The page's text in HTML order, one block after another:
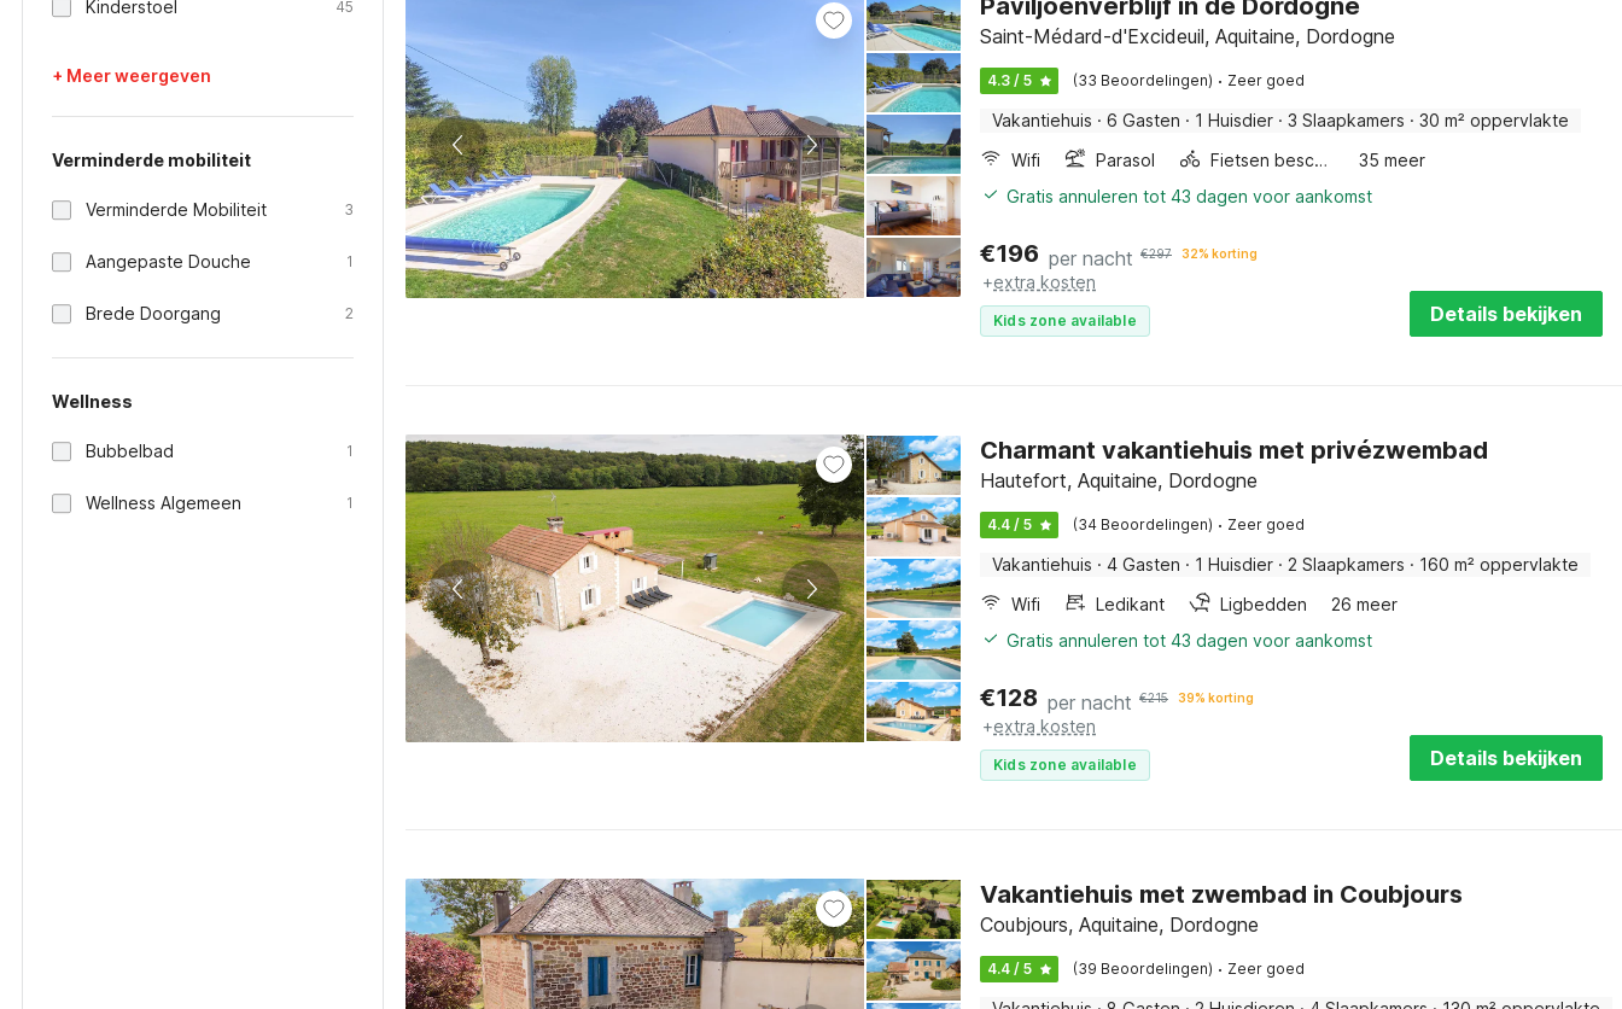
Kinderstoel 45
+ Meer weergeven
Verminderde mobiliteit
Verminderde Mobiliteit 3
Aangepaste Douche 1
Brede Doorgang 2
Wellness
Bubbelbad 1
Wellness Algemeen 1
Paviljoenverblijf in de Dordogne
Saint-Médard-d'Excideuil, Aquitaine, Dordogne
4.3 / 5 (33 Beoordelingen) · Zeer goed
Vakantiehuis · 6 Gasten · 1 Huisdier · 3 Slaapkamers · 30 m² oppervlakte
Wifi
Parasol Fietsen beschikbaar
35 meer
Gratis annuleren tot 43 dagen voor aankomst
€196 per nacht €297 32% korting
+extra kosten
Kids zone available Details bekijken
Charmant vakantiehuis met privézwembad
Hautefort, Aquitaine, Dordogne
4.4 / 5 (34 Beoordelingen) · Zeer goed
Vakantiehuis · 4 Gasten · 1 Huisdier · 2 Slaapkamers · 160 m² oppervlakte
Wifi
Ledikant Ligbedden
26 meer
Gratis annuleren tot 43 dagen voor aankomst
€128 per nacht €215 39% korting
+extra kosten
Kids zone available Details bekijken
Vakantiehuis met zwembad in Coubjours
Coubjours, Aquitaine, Dordogne
4.4 / 5 (39 Beoordelingen) · Zeer goed